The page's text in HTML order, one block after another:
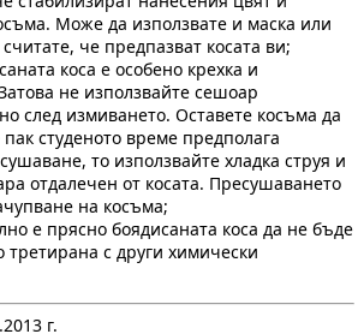
Може да използвате и маска или
че предпазват косата ви;
коса е особено крехка и
не използвайте сешоар
след измиването. Оставете косъма да
студеното време предполага
то използвайте хладка струя и
отдалечен от косата. Пресушаването
на косъма;
е прясно боядисаната коса да не бъде
с други химически
г.